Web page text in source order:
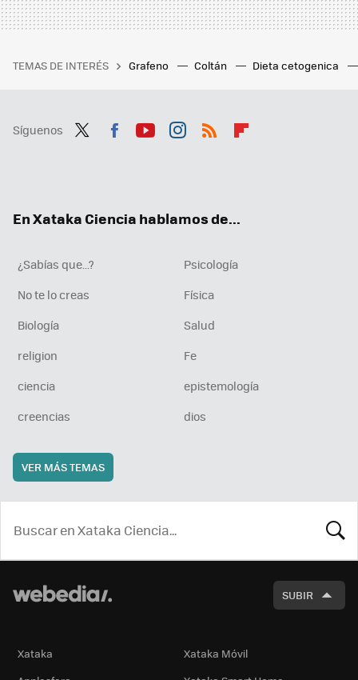
TEMAS DE INTERÉS Grafeno Coltán Dieta cetogenica
Síguenos
En Xataka Ciencia hablamos de...
¿Sabías que...?
Psicología
No te lo creas
Física
Biología
Salud
religion
Fe
ciencia
epistemología
creencias
dios
VER MÁS TEMAS
SUBIR
Xataka
Xataka Móvil